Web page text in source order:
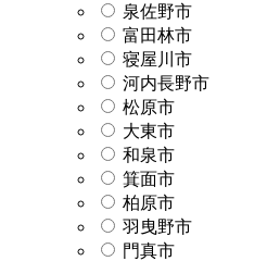
泉佐野市
富田林市
寝屋川市
河内長野市
松原市
大東市
和泉市
箕面市
柏原市
羽曳野市
門真市